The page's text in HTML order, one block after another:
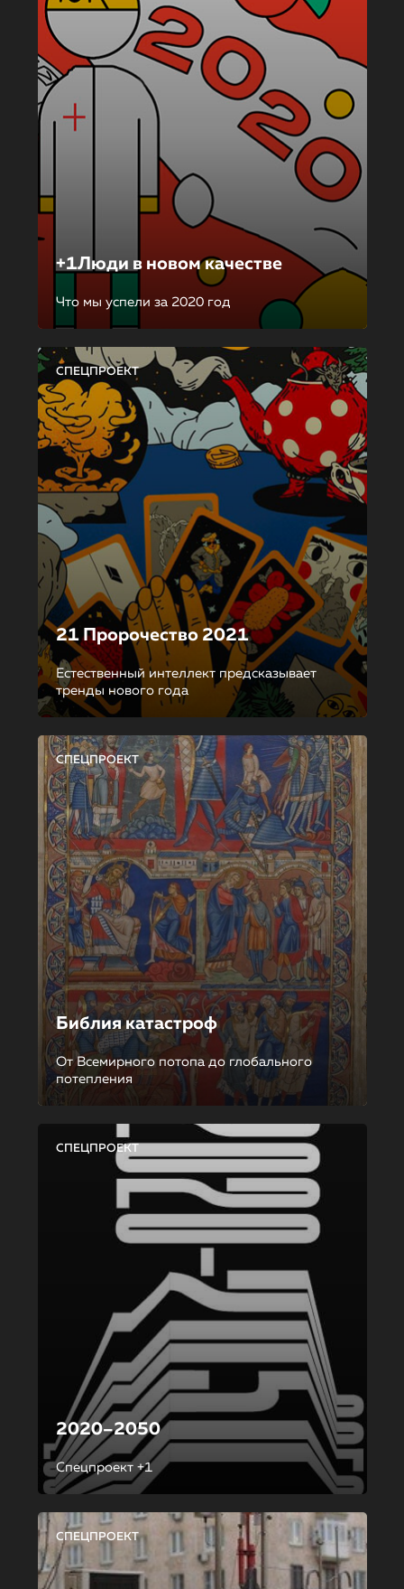
+1Люди в новом качестве
Что мы успели за 2020 год
СПЕЦПРОЕКТ
21 Пророчество 2021
Естественный интеллект предсказывает
тренды нового года
СПЕЦПРОЕКТ
Библия катастроф
От Всемирного потопа до глобального
потепления
СПЕЦПРОЕКТ
2020–2050
Спецпроект +1
СПЕЦПРОЕКТ